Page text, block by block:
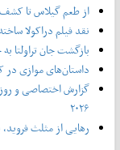
از طعم گیلاس تا کشف
نقد فیلم دراکولا
بازگشت جان تراولتا
داستان‌های موازی در کن
گزارش اختصاصی و
۲۰۲۶
رهایی از مثلث